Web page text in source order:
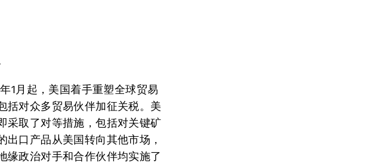
1月起，美国着手重塑全球贸易
括对众多贸易伙伴加征关税。美
采取了对等措施，包括对关键矿
口产品从美国转向其他市场，
缘政治对手和合作伙伴均实施了